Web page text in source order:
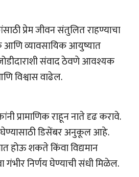
प्रेम जीवन संतुलित राहण्याचा
व्यावसायिक आयुष्यात
संवाद ठेवणे आवश्यक
विश्वास वाढेल.
प्रामाणिक राहून नाते दृढ करावे.
घेण्यासाठी डिसेंबर अनुकूल आहे.
होऊ शकते किंवा विद्यमान
गंभीर निर्णय घेण्याची संधी मिळेल.